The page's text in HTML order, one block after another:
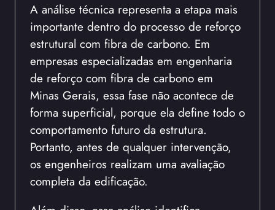
A análise técnica representa a etapa mais
importante dentro do processo de reforço
estrutural com fibra de carbono. Em
empresas especializadas em engenharia
de reforço com fibra de carbono em
Minas Gerais, essa fase não acontece de
forma superficial, porque ela define todo o
comportamento futuro da estrutura.
Portanto, antes de qualquer intervenção,
os engenheiros realizam uma avaliação
completa da edificação.